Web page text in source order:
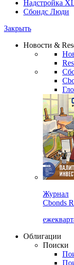
Крипто new
Watchlist
Сбондс Люди
Новости &
Cbonds